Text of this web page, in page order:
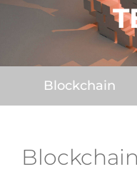
Blockchain
Blockchain